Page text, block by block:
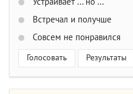
Встречал и получше
Совсем не понравился
Голосовать Результаты